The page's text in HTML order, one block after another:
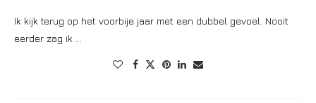
Ik kijk terug op het voorbije jaar met een dubbel gevoel. Nooit
eerder zag ik …